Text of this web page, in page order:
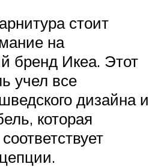
стоит
на
бренд Икеа. Этот
учел все
дизайна и
которая